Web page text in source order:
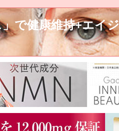
で健康維持+エイ